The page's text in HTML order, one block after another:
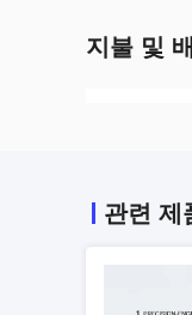
지불 및
관련 제